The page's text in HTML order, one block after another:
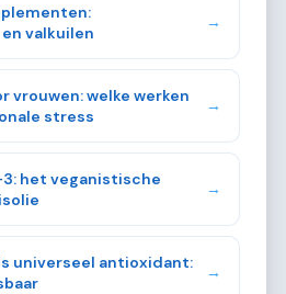
valkuilen
→
vrouwen: welke werken
stress
→
het veganistische
→
universeel antioxidant:
→